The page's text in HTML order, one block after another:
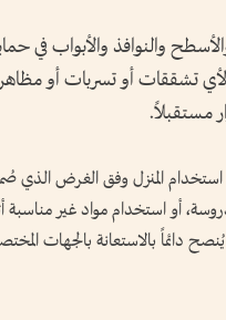
والنوافذ والأبواب في
لأي تشققات أو تسربات أو
مستقبلاً.
المنزل وفق الغرض الذي
أو استخدام مواد غير مناسبة
دائماً بالاستعانة بالجهات